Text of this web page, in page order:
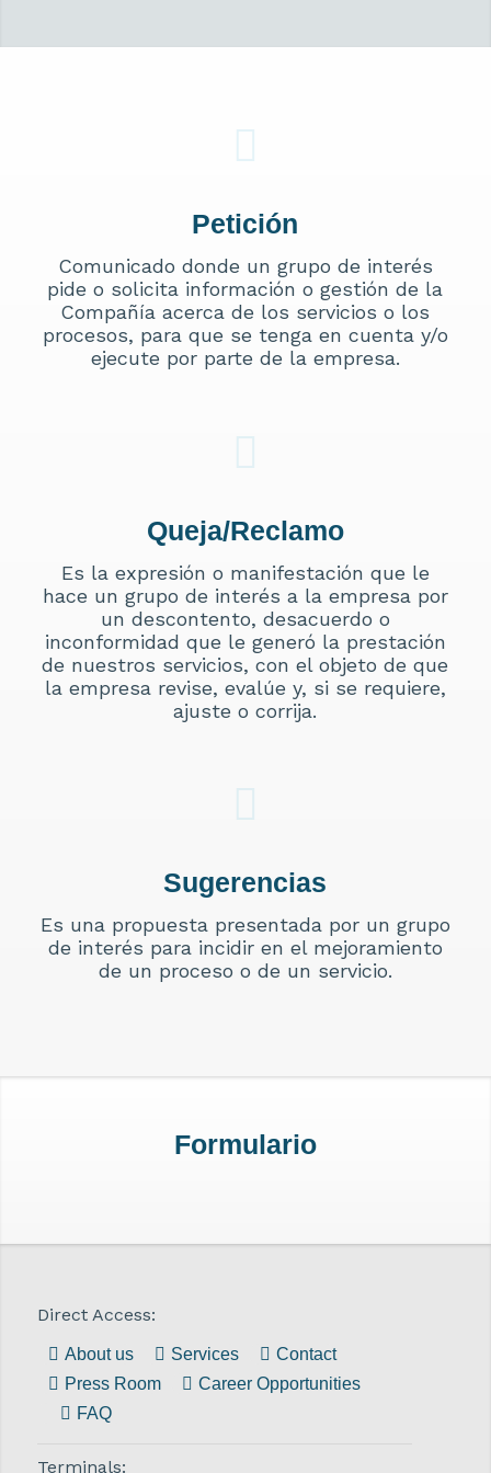
Petición
Comunicado donde un grupo de interés
pide o solicita información o gestión de la
Compañía acerca de los servicios o los
procesos, para que se tenga en cuenta y/o
ejecute por parte de la empresa.
Queja/Reclamo
Es la expresión o manifestación que le
hace un grupo de interés a la empresa por
un descontento, desacuerdo o
inconformidad que le generó la prestación
de nuestros servicios, con el objeto de que
la empresa revise, evalúe y, si se requiere,
ajuste o corrija.
Sugerencias
Es una propuesta presentada por un grupo
de interés para incidir en el mejoramiento
de un proceso o de un servicio.
Formulario
Direct Access:
About us Services
Contact
Press Room
Career Opportunities
FAQ
Terminals: